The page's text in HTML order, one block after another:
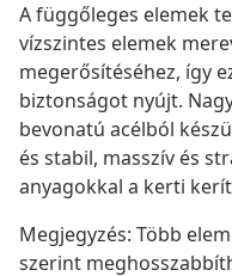
A függőleges elemek
vízszintes elemek
megerősítéséhez, így
biztonságot nyújt.
bevonatú acélból
és stabil, masszív és
anyagokkal a kerti
Megjegyzés: Több
szerint